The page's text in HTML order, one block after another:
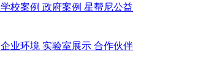
学校案例 政府案例 星帮尼公益
企业环境 实验室展示 合作伙伴